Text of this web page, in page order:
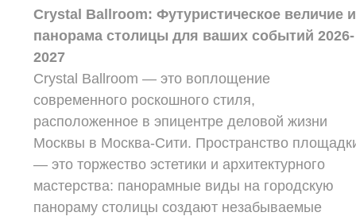
Crystal Ballroom: Футуристическое величие и
панорама столицы для ваших событий 2026-
2027
Crystal Ballroom — это воплощение
современного роскошного стиля,
расположенное в эпицентре деловой жизни
Москвы в Москва-Сити. Пространство
— это торжество эстетики и архитектурного
мастерства: панорамные виды на городскую
панораму столицы создают незабываемые